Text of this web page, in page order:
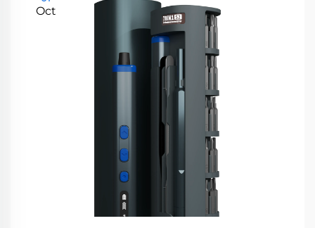
Oct